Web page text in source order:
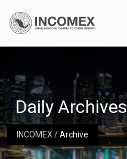
INCOMEX/Archive
Daily Archives